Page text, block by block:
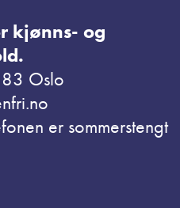
kjønns- og
Oslo
er sommerstengt